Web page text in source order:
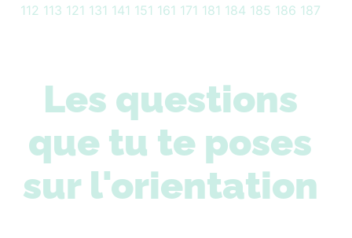
112 113 121 131 141 151 161 171 181 184 185 186 187
Les questions
que tu te poses
sur l'orientation